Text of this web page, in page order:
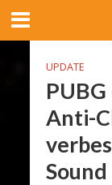
UPDATE
Anti-
Sound